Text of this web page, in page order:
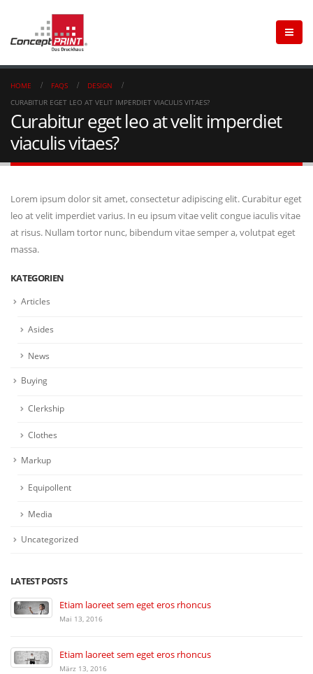
HOME FAQS
DESIGN
CURABITUR EGET LEO AT VELIT IMPERDIET VIACULIS VITAES?
Curabitur eget leo at velit imperdiet
viaculis vitaes?
Lorem ipsum dolor sit amet, consectetur adipiscing elit. Curabitur eget
leo at velit imperdiet varius. In eu ipsum vitae velit congue iaculis vitae
at risus. Nullam tortor nunc, bibendum vitae semper a, volutpat eget
massa.
KATEGORIEN
Articles
Asides
News
Buying
Clerkship
Clothes
Markup
Equipollent
Media
Uncategorized
LATEST POSTS
Etiam laoreet sem eget eros rhoncus
Mai 13, 2016
Etiam laoreet sem eget eros rhoncus
März 13, 2016